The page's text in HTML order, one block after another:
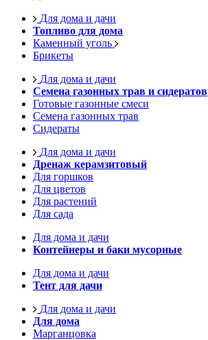
Для дома и дачи
Топливо для дома
Каменный уголь
Брикеты
Для дома и дачи
Семена газонных трав и сидератов
Готовые газонные смеси
Семена газонных трав
Сидераты
Для дома и дачи
Дренаж керамзитовый
Для горшков
Для цветов
Для растений
Для сада
Для дома и дачи
Контейнеры и баки мусорные
Для дома и дачи
Тент для дачи
Для дома и дачи
Для дома
Марганцовка